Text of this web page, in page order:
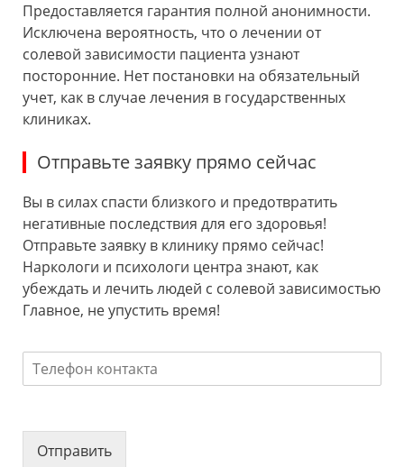
Предоставляется гарантия полной анонимности.
Исключена вероятность, что о лечении от
солевой зависимости пациента узнают
посторонние. Нет постановки на обязательный
учет, как в случае лечения в государственных
клиниках.
Отправьте заявку прямо сейчас
Вы в силах спасти близкого и предотвратить
негативные последствия для его здоровья!
Отправьте заявку в клинику прямо сейчас!
Наркологи и психологи центра знают, как
убеждать и лечить людей с солевой зависимостью
Главное, не упустить время!
Отправить